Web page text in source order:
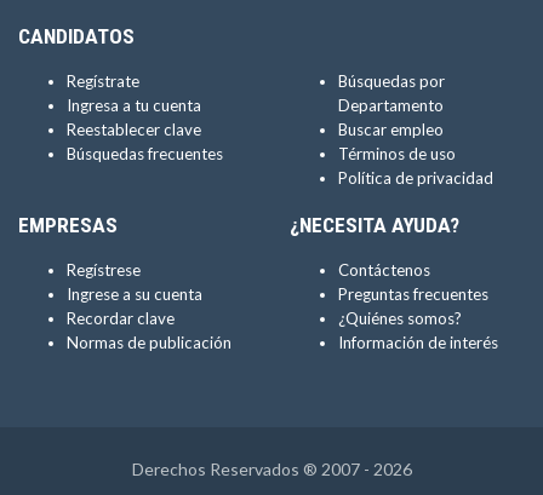
CANDIDATOS
Regístrate
Ingresa a tu cuenta
Reestablecer clave
Búsquedas frecuentes
Búsquedas por
Departamento
Buscar empleo
Términos de uso
Política de privacidad
EMPRESAS
Regístrese
Ingrese a su cuenta
Recordar clave
Normas de publicación
¿NECESITA AYUDA?
Contáctenos
Preguntas frecuentes
¿Quiénes somos?
Información de interés
Derechos Reservados ® 2007 - 2026